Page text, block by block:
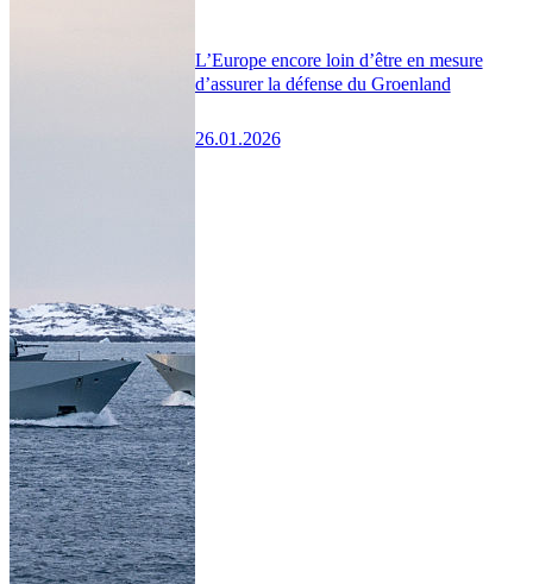
L’Europe encore loin d’être en mesure
d’assurer la défense du Groenland
26.01.2026